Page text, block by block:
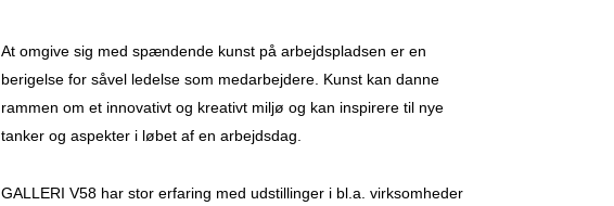
At omgive sig med spændende kunst på arbejdspladsen er en
berigelse for såvel ledelse som medarbejdere. Kunst kan danne
rammen om et innovativt og kreativt miljø og kan inspirere til nye
tanker og aspekter i løbet af en arbejdsdag.
GALLERI V58 har stor erfaring med udstillinger i bl.a. virksomheder